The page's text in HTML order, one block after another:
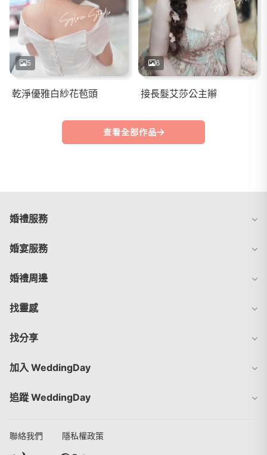
5
乾淨優雅白紗花苞頭
6
接長髮艾莎公主辮
查看全部作品
婚禮服務
婚宴服務
婚禮周邊
找靈感
找分享
加入 WeddingDay
追蹤 WeddingDay
聯絡我們 隱私權政策